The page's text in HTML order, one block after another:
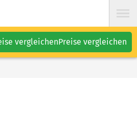
vergleichenPreise vergleichen